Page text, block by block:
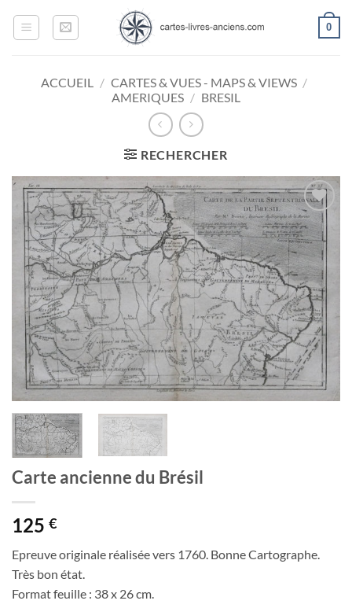
0
ACCUEIL / CARTES & VUES - MAPS & VIEWS /
AMERIQUES / BRESIL
RECHERCHER
Ajouter
à la
wishlist
Carte ancienne du Brésil
125 €
Epreuve originale réalisée vers 1760. Bonne Cartographe.
Très bon état.
Format feuille : 38 x 26 cm.